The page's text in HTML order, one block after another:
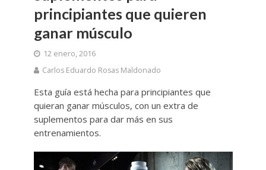
principiantes que quieren
ganar músculo
12 enero, 2016
Carlos Eduardo Rosas Maldonado
Esta guía está hecha para principiantes que
quieran ganar músculos, con un extra de
suplementos para dar más en sus
entrenamientos.